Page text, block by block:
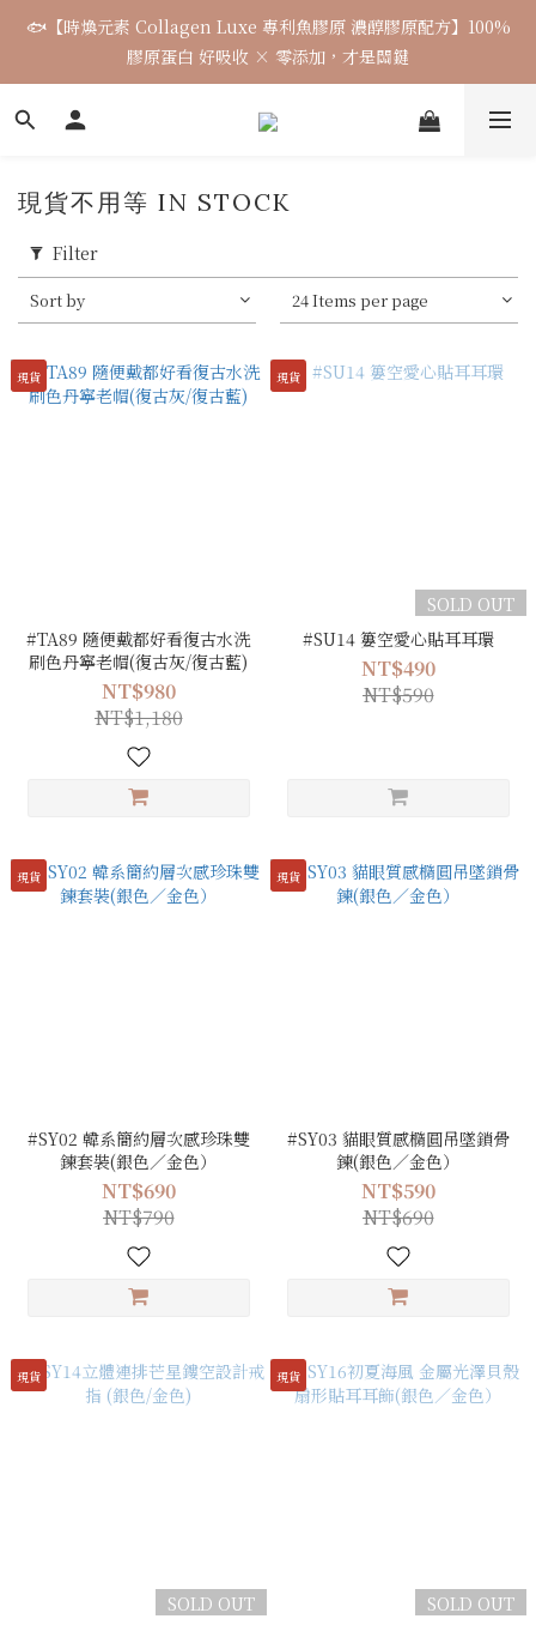
🌈七月涼感韓貨新品連線 已收單🌈 全力追加出貨中
🐟【時煥元素 Collagen Luxe 專利魚膠原 濃醇膠原配方】100%
膠原蛋白 好吸收 × 零添加，才是關鍵
7月飾品連線 ✨ 7/16-7/26
🌈七月涼感韓貨新品連線 已收單🌈 全力追加出貨中
現貨不用等 IN STOCK
Filter
Sort by 24 Items per page
現貨
#TA89 隨便戴都好看復古水洗
刷色丹寧老帽(復古灰/復古藍)
NT$980
NT$1,180
現貨
SOLD OUT
#SU14 簍空愛心貼耳耳環
NT$490
NT$590
現貨
#SY02 韓系簡約層次感珍珠雙
鍊套裝(銀色／金色）
NT$690
NT$790
現貨
#SY03 貓眼質感橢圓吊墜鎖骨
鍊(銀色／金色）
NT$590
NT$690
現貨
SOLD OUT
現貨
SOLD OUT